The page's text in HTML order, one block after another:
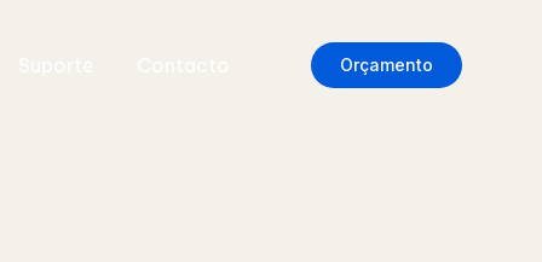
Orçamento